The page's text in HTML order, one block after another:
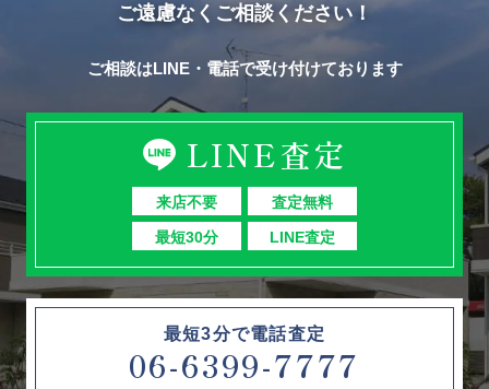
ご遠慮なくご相談ください！
ご相談はLINE・電話で受け付けております
LINE査定
来店不要
査定無料
最短30分
LINE査定
最短3分で電話査定
06-6399-7777